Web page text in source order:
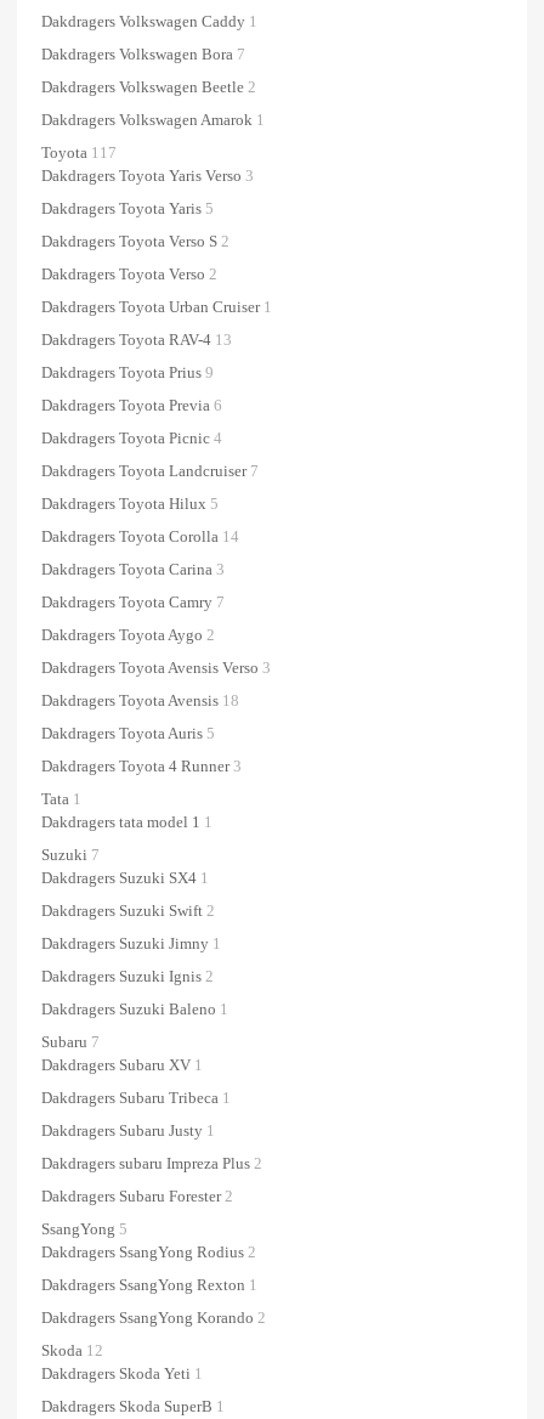
Dakdragers Volkswagen Caddy 1
Dakdragers Volkswagen Bora 7
Dakdragers Volkswagen Beetle 2
Dakdragers Volkswagen Amarok 1
Toyota 117
Dakdragers Toyota Yaris Verso 3
Dakdragers Toyota Yaris 5
Dakdragers Toyota Verso S 2
Dakdragers Toyota Verso 2
Dakdragers Toyota Urban Cruiser 1
Dakdragers Toyota RAV-4 13
Dakdragers Toyota Prius 9
Dakdragers Toyota Previa 6
Dakdragers Toyota Picnic 4
Dakdragers Toyota Landcruiser 7
Dakdragers Toyota Hilux 5
Dakdragers Toyota Corolla 14
Dakdragers Toyota Carina 3
Dakdragers Toyota Camry 7
Dakdragers Toyota Aygo 2
Dakdragers Toyota Avensis Verso 3
Dakdragers Toyota Avensis 18
Dakdragers Toyota Auris 5
Dakdragers Toyota 4 Runner 3
Tata 1
Dakdragers tata model 1 1
Suzuki 7
Dakdragers Suzuki SX4 1
Dakdragers Suzuki Swift 2
Dakdragers Suzuki Jimny 1
Dakdragers Suzuki Ignis 2
Dakdragers Suzuki Baleno 1
Subaru 7
Dakdragers Subaru XV 1
Dakdragers Subaru Tribeca 1
Dakdragers Subaru Justy 1
Dakdragers subaru Impreza Plus 2
Dakdragers Subaru Forester 2
SsangYong 5
Dakdragers SsangYong Rodius 2
Dakdragers SsangYong Rexton 1
Dakdragers SsangYong Korando 2
Skoda 12
Dakdragers Skoda Yeti 1
Dakdragers Skoda SuperB 1